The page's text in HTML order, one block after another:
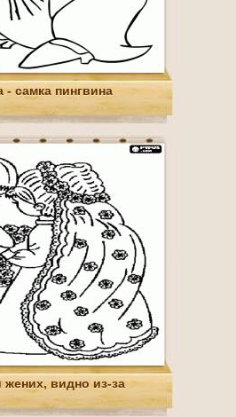
- самка пингвина
жених, видно из-за